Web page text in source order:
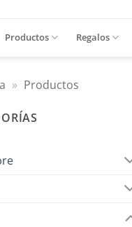
Productos Regalos
» Productos